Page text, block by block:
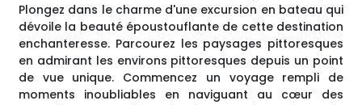
Plongez dans le charme d'une excursion en bateau qui
dévoile la beauté époustouflante de cette destination
enchanteresse. Parcourez les paysages pittoresques
en admirant les environs pittoresques depuis un point
de vue unique. Commencez un voyage rempli de
moments inoubliables en naviguant au cœur des